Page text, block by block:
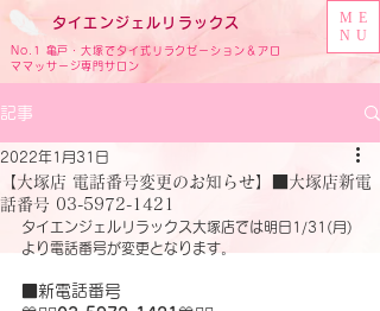
ME
NU
タイ エンジェル リラックス
No.1 亀戸・大塚でタイ式リラクゼーション＆アロ
ママッサージ専門サロン
記事
【大塚店 電話番号変更のお知らせ】■大塚店新電
話番号 03-5972-1421
2022年1月31日
タイエンジェルリラックス大塚店では明日1/31(月)
より電話番号が変更となります。
■新電話番号